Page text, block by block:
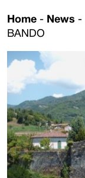
Home - News -
BANDO